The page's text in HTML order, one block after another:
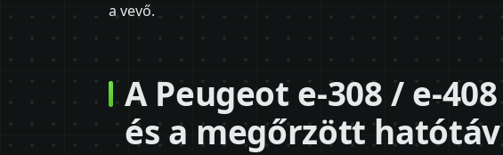
a vevő.
A Peugeot e-308 / e-
és a megőrzött hatótáv